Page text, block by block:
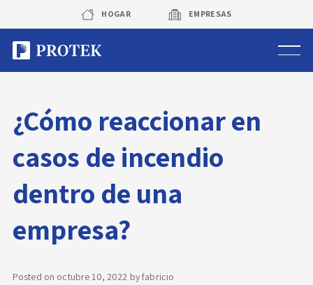
content
HOGAR EMPRESAS
Sistema de cámaras
Rastreo vehicular GPS
Protek Personas
Corredora de seguros
Sobre Protek
¿Cómo reaccionar en
casos de incendio
dentro de una
empresa?
Posted on octubre 10, 2022 byfabricio